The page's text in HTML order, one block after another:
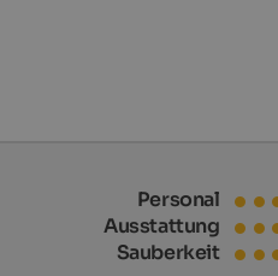
Personal
Ausstattung
Sauberkeit